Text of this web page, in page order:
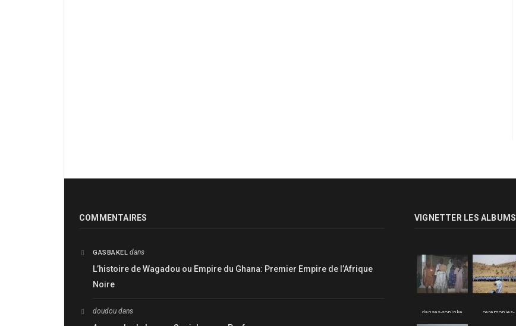
COMMENTAIRES
GASBAKEL dans
L’histoire de Wagadou ou Empire du Ghana: Premier Empire de l’Afrique
Noire
doudou dans
VIGNETTER LES ALBUMS
danses-soninke ceremonies-